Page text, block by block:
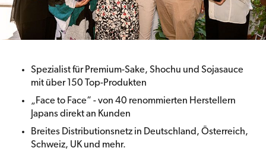
Spezialist für Premium-Sake, Shochu und Sojasauce
mit über 150 Top-Produkten
„Face to Face“ - von 40 renommierten Herstellern
Japans direkt an Kunden
Breites Distributionsnetz in Deutschland, Österreich,
Schweiz, UK und mehr.